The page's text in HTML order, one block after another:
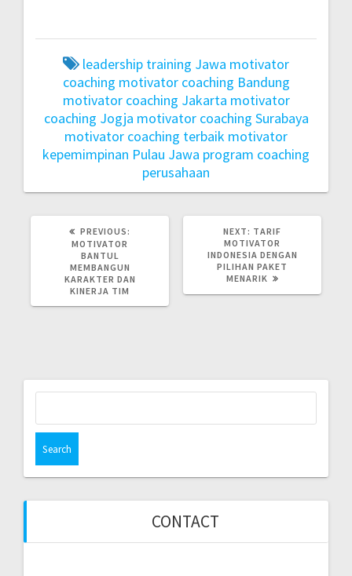
leadership training Jawa motivator
coaching motivator coaching Bandung
motivator coaching Jakarta motivator
coaching Jogja motivator coaching Surabaya
motivator coaching terbaik motivator
kepemimpinan Pulau Jawa program coaching
perusahaan
PREVIOUS:
MOTIVATOR
BANTUL
MEMBANGUN
KARAKTER DAN
KINERJA TIM
NEXT: NEXT
POST:
TARIF
MOTIVATOR
INDONESIA DENGAN
PILIHAN PAKET
MENARIK
CONTACT